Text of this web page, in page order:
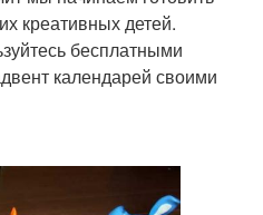
Поделки из ткани
Поделки в виде
креативных детей.
бесплатными
календарей своими